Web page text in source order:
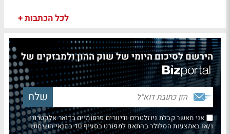
לכל הכתבות +
הירשם לסיכום היומי של שוק ההון ולמבזקים של
אני מאשר קבלת ניוזלטרים ודיוורים פרסומיים בדואר אלקטרוני
ו/או באמצעות הסלולר בהתאם למפורט בסעיף 10 בתנאי השימוש